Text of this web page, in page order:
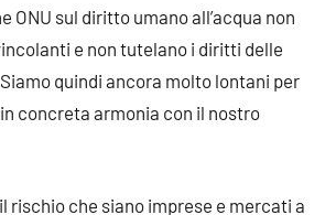
ONU sul diritto umano all’acqua non
e non tutelano i diritti delle
quindi ancora molto lontani per
concreta armonia con il nostro
rischio che siano imprese e mercati a